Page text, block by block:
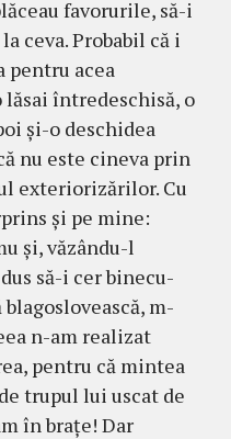
favo­rurile, să-i
ceva. Probabil că i
pentru acea
lăsai întredeschisă, o
şi-o deschidea
nu este cineva prin
exteriorizărilor. Cu
şi pe mine:
şi, văzându-l
să-i cer binecu­
m-
n-am rea­lizat
pen­tru că mintea
tru­pul lui uscat de
în braţe! Dar